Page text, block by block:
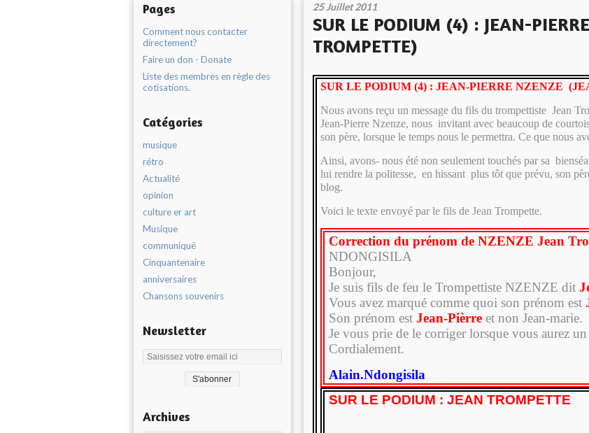
Pages
Comment nous contacter
directement?
Faire un don - Donate
Liste des membres en règle des
cotisations.
Catégories
musique
rétro
Actualité
opinion
culture er art
Musique
communiqué
Cinquantenaire
anniversaires
Chansons souvenirs
Newsletter
Archives
25 Juillet 2011
SUR LE PODIUM (4) : JEAN-
TROMPETTE)
SUR LE PODIUM (4) : JEAN-PIERRE NZENZE
Nous avons reçu un message du fils du trompettiste Jean
Jean-Pierre Nzenze, nous invitant avec beaucoup de
son père, lorsque le temps nous le permettra. Ce que nous
Ainsi, avons- nous été non seulement touchés par sa
lui rendre la politesse, en hissant plus tôt que prévu, son
blog.
Voici le texte envoyé par le fils de Jean Trompette.
Correction du prénom de NZENZE Jean
NDONGISILA
Bonjour,
Je suis fils de feu le Trompettiste NZENZE dit
Vous avez marqué comme quoi son prénom est
Son prénom est Jean-Pièrreet non Jean-marie.
Je vous prie de le corriger lorsque vous aurez
Cordialement.
Alain.Ndongisila
SUR LE PODIUM : JEAN TROMPETTE